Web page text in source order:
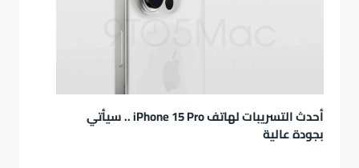
أحدث التسريبات لهاتف iPhone 15 Pro .. سيأتي
بجودة عالية